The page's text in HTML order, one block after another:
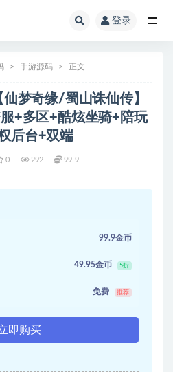
登录
手游源码 正文
梦奇缘/蜀山诛仙传】
+多区+酷炫坐骑+陪玩
后台+双端
0 292 99.9
99.9金币
49.95金币 5折
免费 推荐
即购买